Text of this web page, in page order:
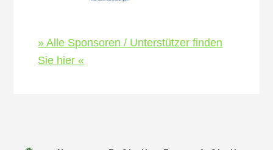
» Alle Sponsoren / Unterstützer finden
Sie hier «